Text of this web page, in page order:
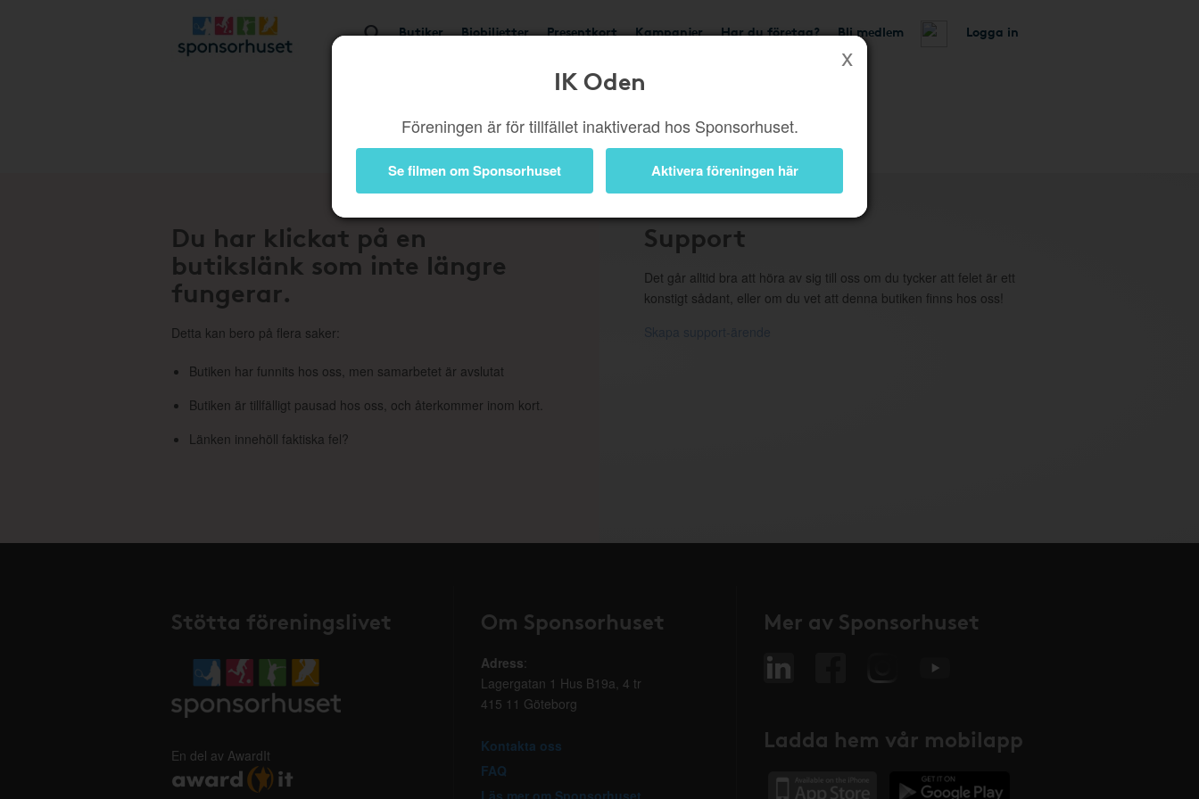
Butiker Biobiljetter Presentkort Kampanjer Har du företag? Bli medlem Logga in
IK Oden
Föreningen är för tillfället inaktiverad hos Sponsorhuset.
Se filmen om Sponsorhuset Aktivera föreningen här
Stängd eller borttagen butik
Du har klickat på en
butikslänk som inte längre
fungerar.
Detta kan bero på flera saker:
Butiken har funnits hos oss, men samarbetet är avslutat
Butiken är tillfälligt pausad hos oss, och återkommer inom kort.
Länken innehöll faktiska fel?
Support
Det går alltid bra att höra av sig till oss om du tycker att felet är ett
konstigt sådant, eller om du vet att denna butiken finns hos oss!
Skapa support-ärende
Stötta föreningslivet
En del av AwardIt
Om Sponsorhuset
Adress:
Lagergatan 1 Hus B19a, 4 tr
415 11 Göteborg
Kontakta oss
FAQ
Läs mer om Sponsorhuset
Mer av Sponsorhuset
Ladda hem vår mobilapp